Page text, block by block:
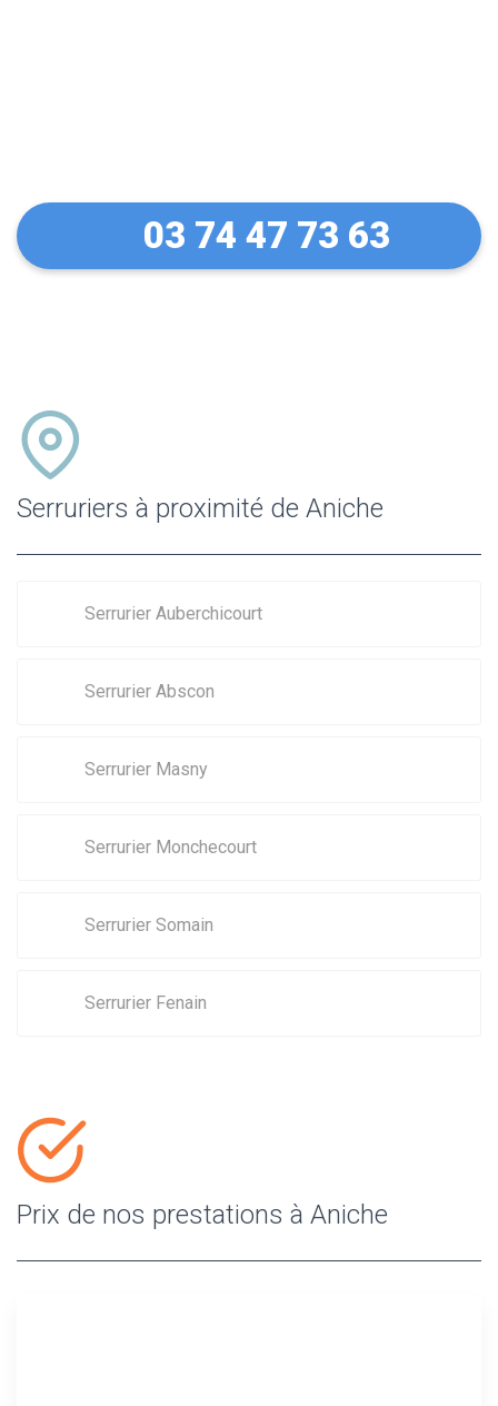
03 74 47 73 63
Serruriers à proximité de Aniche
Serrurier Auberchicourt
Serrurier Abscon
Serrurier Masny
Serrurier Monchecourt
Serrurier Somain
Serrurier Fenain
Prix de nos prestations à Aniche